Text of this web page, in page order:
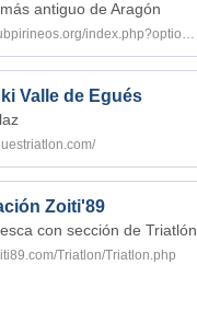
antiguo de Aragón
Valle de Egués
Zoiti'89
con sección de Triatlón
Triatlon/Triatlon.php